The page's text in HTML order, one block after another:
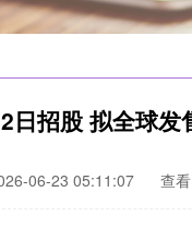
日招股 拟全球发
06-23 05:11:07 查